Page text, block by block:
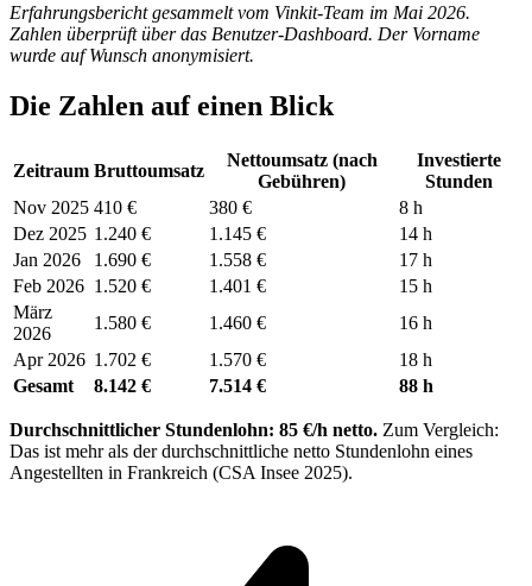
Erfahrungsbericht gesammelt vom Vinkit-Team im Mai 2026.
Zahlen überprüft über das Benutzer-Dashboard. Der Vorname
wurde auf Wunsch anonymisiert.
Die Zahlen auf einen Blick
Zeitraum Bruttoumsatz
Nettoumsatz (nach
Gebühren)
Investierte
Stunden
Nov 2025 410 € 380 €
8 h
Dez 2025 1.240 € 1.145 €
14 h
Jan 2026
1.690 € 1.558 €
17 h
Feb 2026 1.520 € 1.401 €
15 h
März
2026
1.580 € 1.460 €
16 h
Apr 2026 1.702 € 1.570 €
18 h
Gesamt
8.142 € 7.514 € 88 h
Durchschnittlicher Stundenlohn: 85 €/h netto. Zum Vergleich:
Das ist mehr als der durchschnittliche netto Stundenlohn eines
Angestellten in Frankreich (CSA Insee 2025).